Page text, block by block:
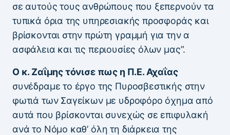
σε αυτούς τους ανθρώπους που ξεπερνούν τα
τυπικά όρια της υπηρεσιακής προσφοράς και
βρίσκονται στην πρώτη γραμμή για την α
ασφάλεια και τις περιουσίες όλων μας”.
Ο κ. Ζαΐμης τόνισε πως η Π.Ε. Αχαΐας
συνέδραμε το έργο της Πυροσβεστικής στην
φωτιά των Σαγείκων με υδροφόρο όχημα από
αυτά που βρίσκονται συνεχώς σε επιφυλακή
ανά το Νόμο καθ’ όλη τη διάρκεια της